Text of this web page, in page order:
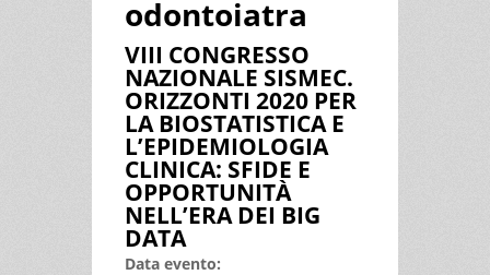
odontoiatra
VIII CONGRESSO
NAZIONALE SISMEC.
ORIZZONTI 2020 PER
LA BIOSTATISTICA E
L’EPIDEMIOLOGIA
CLINICA: SFIDE E
OPPORTUNITÀ
NELL’ERA DEI BIG
DATA
Data evento: